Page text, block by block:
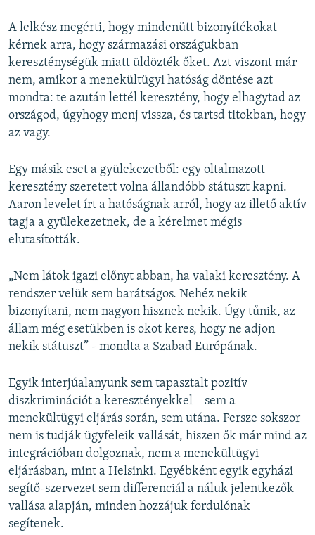
A lelkész megérti, hogy mindenütt bizonyítékokat
kérnek arra, hogy származási országukban
kereszténységük miatt üldözték őket. Azt viszont már
nem, amikor a menekültügyi hatóság döntése azt
mondta: te azután lettél keresztény, hogy elhagytad az
országod, úgyhogy menj vissza, és tartsd titokban, hogy
az vagy.
Egy másik eset a gyülekezetből: egy oltalmazott
keresztény szeretett volna állandóbb státuszt kapni.
Aaron levelet írt a hatóságnak arról, hogy az illető aktív
tagja a gyülekezetnek, de a kérelmet mégis
elutasították.
„Nem látok igazi előnyt abban, ha valaki keresztény. A
rendszer velük sem barátságos. Nehéz nekik
bizonyítani, nem nagyon hisznek nekik. Úgy tűnik, az
állam még esetükben is okot keres, hogy ne adjon
nekik státuszt” - mondta a Szabad Európának.
Egyik interjúalanyunk sem tapasztalt pozitív
diszkriminációt a keresztényekkel – sem a
menekültügyi eljárás során, sem utána. Persze sokszor
nem is tudják ügyfeleik vallását, hiszen ők már mind az
integrációban dolgoznak, nem a menekültügyi
eljárásban, mint a Helsinki. Egyébként egyik egyházi
segítő-szervezet sem differenciál a náluk jelentkezők
vallása alapján, minden hozzájuk fordulónak
segítenek.